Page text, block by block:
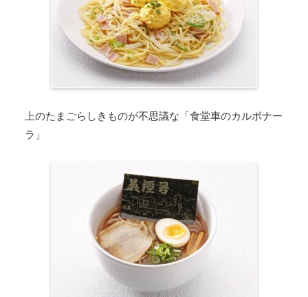
上のたまごらしきものが不思議な「食堂車のカルボナー
ラ」